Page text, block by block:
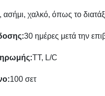
χαλκό, όπως το
:30 ημέρες μετά την
:TT, L/C
:100 σετ